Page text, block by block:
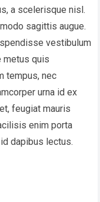
a scelerisque nisl.
sagittis augue.
vestibulum
metus quis
tempus, nec
urna id ex
feugiat mauris
enim porta
dapibus lectus.